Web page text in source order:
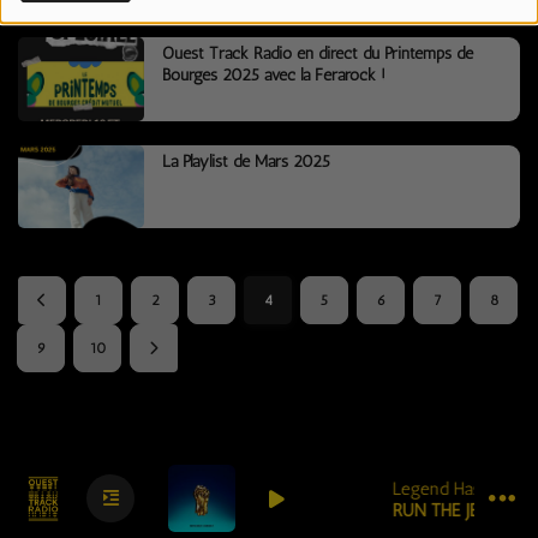
Legend Has It
RUN THE JEWELS
CONTACTEZ-NOUS !
Ouest Track Radio en direct du Printemps de
Bourges 2025 avec la Ferarock !
La Playlist de Mars 2025
1 2 3 4 5 6 7 8
9 10